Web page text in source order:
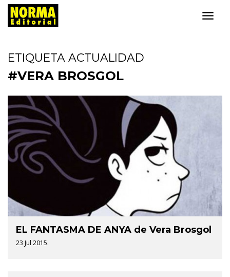
ETIQUETA ACTUALIDAD
#VERA BROSGOL
EL FANTASMA DE ANYA de Vera Brosgol
23 Jul 2015.